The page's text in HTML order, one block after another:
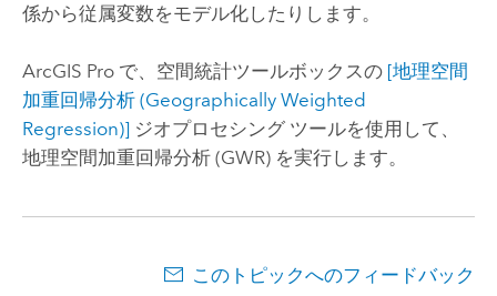
係から従属変数をモデル化したりします。
ArcGIS Proで、空間統計ツールボックスの [地理空間
加重回帰分析 (Geographically Weighted
Regression)]ジオプロセシング ツールを使用して、
地理空間加重回帰分析 (GWR) を実行します。
このトピックへのフィードバック